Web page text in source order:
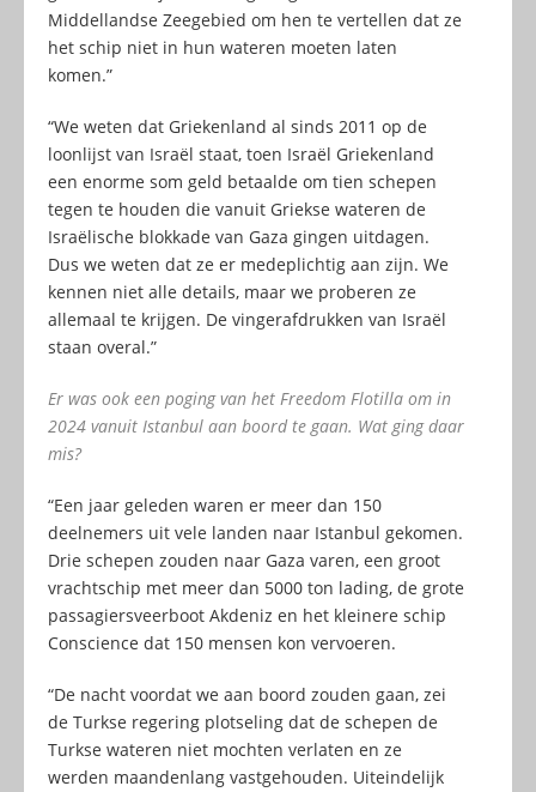
Middellandse Zeegebied om hen te vertellen dat ze
het schip niet in hun wateren moeten laten
komen.”
“We weten dat Griekenland al sinds 2011 op de
loonlijst van Israël staat, toen Israël Griekenland
een enorme som geld betaalde om tien schepen
tegen te houden die vanuit Griekse wateren de
Israëlische blokkade van Gaza gingen uitdagen.
Dus we weten dat ze er medeplichtig aan zijn. We
kennen niet alle details, maar we proberen ze
allemaal te krijgen. De vingerafdrukken van Israël
staan overal.”
Er was ook een poging van het Freedom Flotilla om in
2024 vanuit Istanbul aan boord te gaan. Wat ging daar
mis?
“Een jaar geleden waren er meer dan 150
deelnemers uit vele landen naar Istanbul gekomen.
Drie schepen zouden naar Gaza varen, een groot
vrachtschip met meer dan 5000 ton lading, de grote
passagiersveerboot Akdeniz en het kleinere schip
Conscience dat 150 mensen kon vervoeren.
“De nacht voordat we aan boord zouden gaan, zei
de Turkse regering plotseling dat de schepen de
Turkse wateren niet mochten verlaten en ze
werden maandenlang vastgehouden. Uiteindelijk